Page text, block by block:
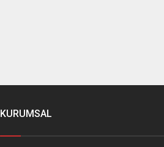
KURUMSAL